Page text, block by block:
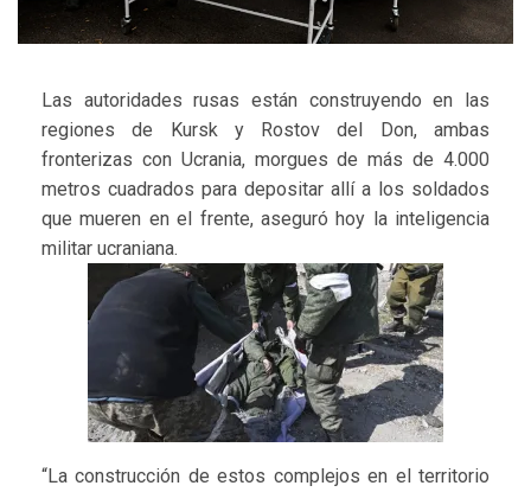
Las autoridades rusas están construyendo en las
regiones de Kursk y Rostov del Don, ambas
fronterizas con Ucrania, morgues de más de 4.000
metros cuadrados para depositar allí a los soldados
que mueren en el frente, aseguró hoy la inteligencia
militar ucraniana.
“La construcción de estos complejos en el territorio